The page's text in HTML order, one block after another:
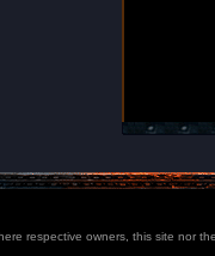
respective owners, this site nor